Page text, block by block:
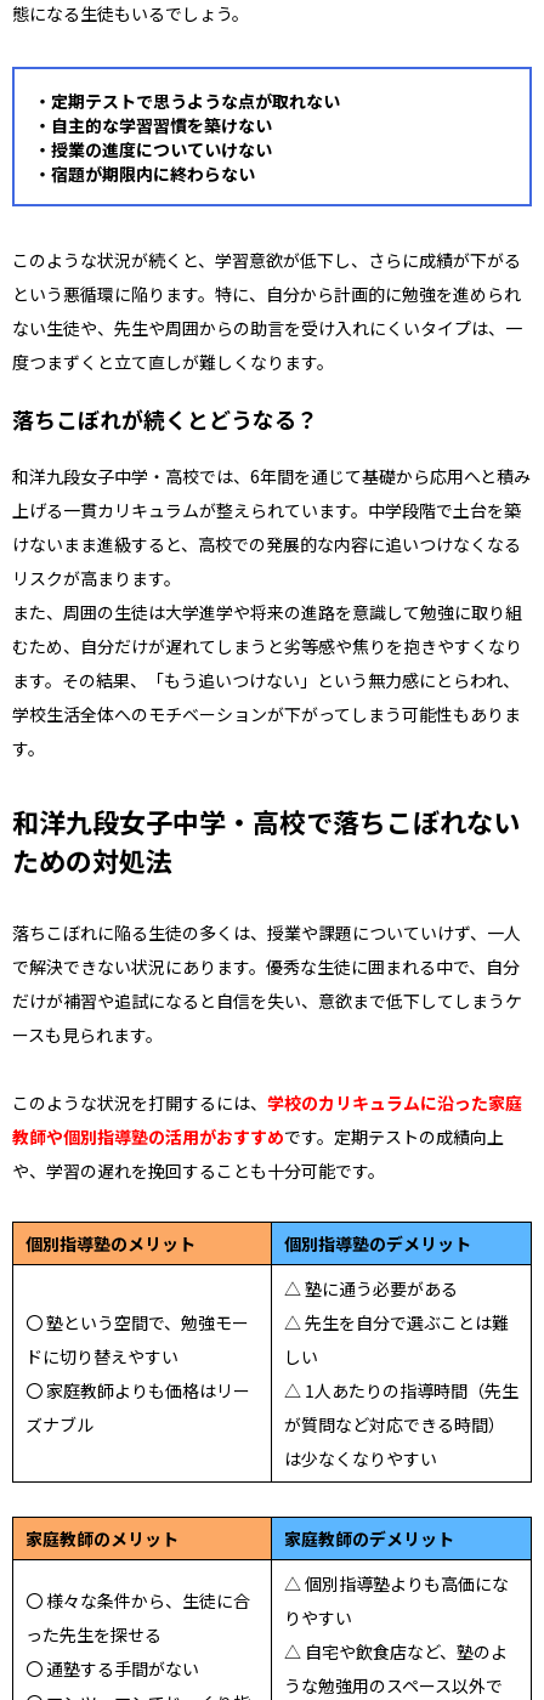
態になる生徒もいるでしょう。
・ 定期テストで思うような点が取れない
・自主的な学習習慣を築けない
・授業の進度についていけない
・宿題が期限内に終わらない
このような状況が続くと、学習意欲が低下し、さらに成績が下がる
という悪循環に陥ります。特に、自分から計画的に勉強を進められ
ない生徒や、先生や周囲からの助言を受け入れにくいタイプは、一
度つまずくと立て直しが難しくなります。
落ちこぼれが続くとどうなる？
和洋九段女子中学・高校では、6年間を通じて基礎から応用へと積み
上げる一貫カリキュラムが整えられています。中学段階で土台を築
けないまま進級すると、高校での発展的な内容に追いつけなくなる
リスクが高まります。
また、周囲の生徒は大学進学や将来の進路を意識して勉強に取り組
むため、自分だけが遅れてしまうと劣等感や焦りを抱きやすくなり
ます。その結果、「もう追いつけない」という無力感にとらわれ、
学校生活全体へのモチベーションが下がってしまう可能性もありま
す。
和洋九段女子中学・高校で落ちこぼれない
ための対処法
落ちこぼれに陥る生徒の多くは、授業や課題についていけず、一人
で解決できない状況にあります。優秀な生徒に囲まれる中で、自分
だけが補習や追試になると自信を失い、意欲まで低下してしまうケ
ースも見られます。
このような状況を打開するには、 学校のカリキュラムに沿った家庭
教師や個別指導塾の活用がおすすめです。定期テストの成績向上
や、学習の遅れを挽回することも十分可能です。
個別指導塾のメリット 個別指導塾のデメリット
〇 塾という空間で、勉強モー
ドに切り替えやすい
〇 家庭教師よりも価格はリー
ズナブル
△ 塾に通う必要がある
△ 先生を自分で選ぶことは難
しい
△ 1人あたりの指導時間（先生
が質問など対応できる時間）
は少なくなりやすい
家庭教師のメリット 家庭教師のデメリット
〇 様々な条件から、生徒に合
った先生を探せる
〇 通塾する手間がない
△ 個別指導塾よりも高価にな
りやすい
△ 自宅や飲食店など、塾のよ
うな勉強用のスペース以外で